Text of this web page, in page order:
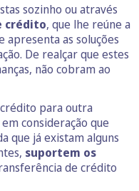
sozinho ou através
crédito, que lhe reúne a
apresenta as soluções
De realçar que estes
não cobram ao
para outra
consideração que
que já existam alguns
suportem os
de crédito